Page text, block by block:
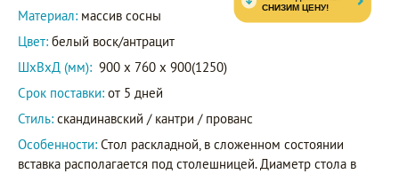
Материал: массив сосны
Цвет: белый воск/антрацит
ШxВxД (мм): 900 x 760 x 900(1250)
Срок поставки: от 5 дней
Стиль: скандинавский / кантри / прованс
Особенности: Стол раскладной, в сложенном состоянии
вставка располагается под столешницей. Диаметр стола в